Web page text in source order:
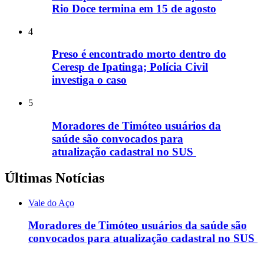
Rio Doce termina em 15 de agosto
4
Preso é encontrado morto dentro do
Ceresp de Ipatinga; Polícia Civil
investiga o caso
5
Moradores de Timóteo usuários da
saúde são convocados para
atualização cadastral no SUS
Últimas Notícias
Vale do Aço
Moradores de Timóteo usuários da saúde são
convocados para atualização cadastral no SUS